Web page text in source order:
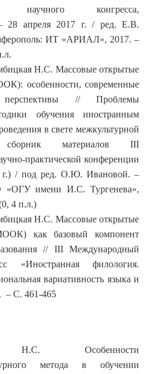
научного конгресса,
28 апреля 2017 г. / ред. Е.В.
ИТ «АРИАЛ», 2017. –
Н.С. Массовые открытые
особенности, современные
// Проблемы
обучения иностранным
в свете межкультурной
сборник материалов III
практической конференции
г.) / под ред. О.Ю. Ивановой. –
имени И.С. Тургенева»,
4 п.л.)
Н.С. Массовые открытые
как базовый компонент
// III Международный
«Иностранная филология.
вариативность языка и
– С. 461-465
Н.С. Особенности
метода в обучении